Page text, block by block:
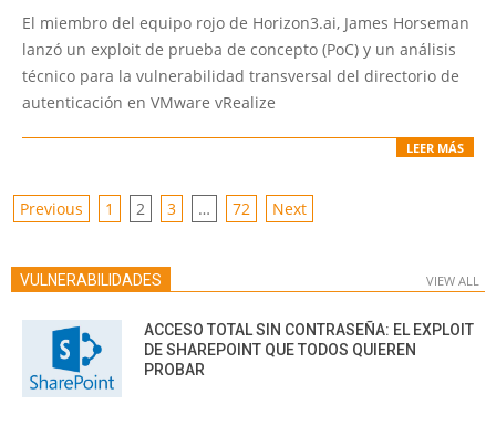
02-
01
El miembro del equipo rojo de Horizon3.ai, James Horseman
lanzó un exploit de prueba de concepto (PoC) y un análisis
técnico para la vulnerabilidad transversal del directorio de
autenticación en VMware vRealize
LEER MÁS
POSTS
Previous 1 2 3 … 72 Next
VULNERABILIDADES VIEW ALL
ACCESO TOTAL SIN CONTRASEÑA: EL EXPLOIT
DE SHAREPOINT QUE TODOS QUIEREN
PROBAR